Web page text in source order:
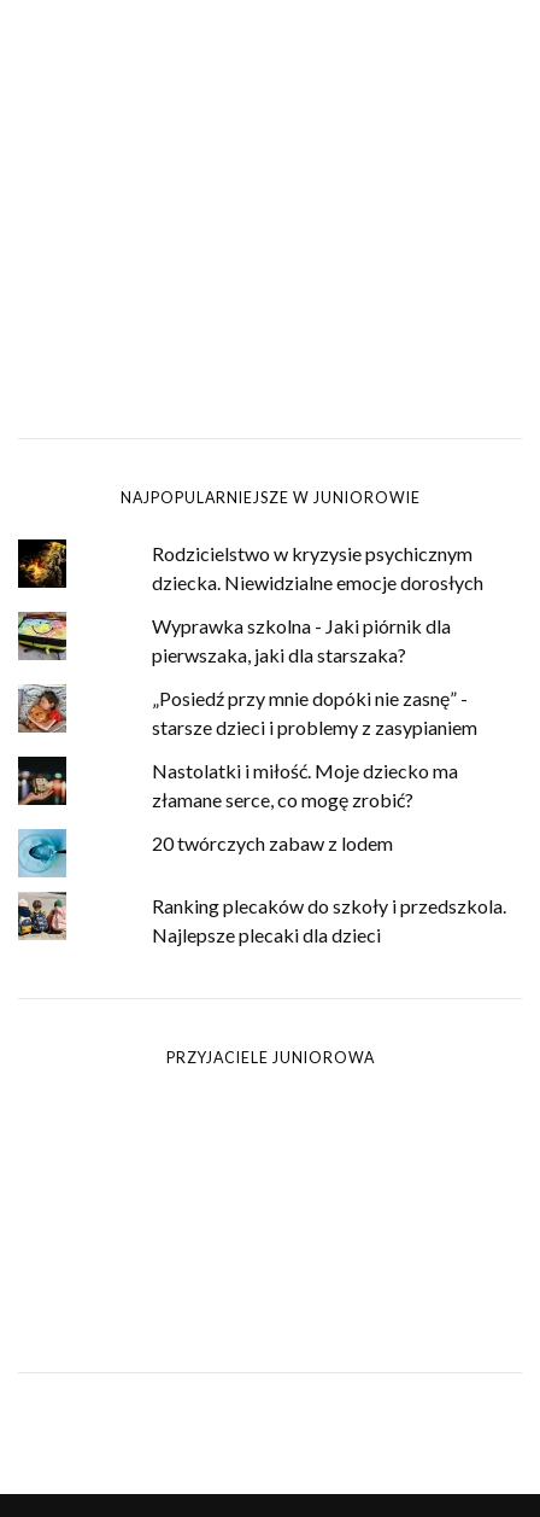
NAJPOPULARNIEJSZE W JUNIOROWIE
Rodzicielstwo w kryzysie psychicznym
dziecka. Niewidzialne emocje dorosłych
Wyprawka szkolna - Jaki piórnik dla
pierwszaka, jaki dla starszaka?
„Posiedź przy mnie dopóki nie zasnę” -
starsze dzieci i problemy z zasypianiem
Nastolatki i miłość. Moje dziecko ma
złamane serce, co mogę zrobić?
20 twórczych zabaw z lodem
Ranking plecaków do szkoły i przedszkola.
Najlepsze plecaki dla dzieci
PRZYJACIELE JUNIOROWA